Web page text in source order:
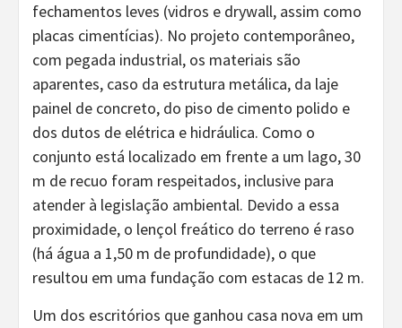
fechamentos leves (vidros e drywall, assim como
placas cimentícias). No projeto contemporâneo,
com pegada industrial, os materiais são
aparentes, caso da estrutura metálica, da laje
painel de concreto, do piso de cimento polido e
dos dutos de elétrica e hidráulica. Como o
conjunto está localizado em frente a um lago, 30
m de recuo foram respeitados, inclusive para
atender à legislação ambiental. Devido a essa
proximidade, o lençol freático do terreno é raso
(há água a 1,50 m de profundidade), o que
resultou em uma fundação com estacas de 12 m.
Um dos escritórios que ganhou casa nova em um